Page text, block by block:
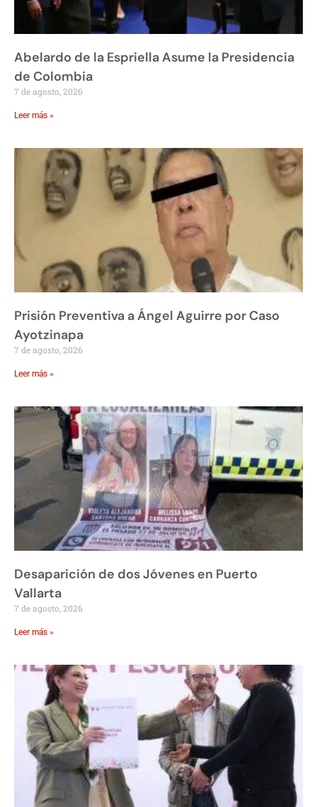
Abelardo de la Espriella Asume la Presidencia
de Colombia
7 de agosto, 2026
Leer más »
Prisión Preventiva a Ángel Aguirre por Caso
Ayotzinapa
7 de agosto, 2026
Leer más »
Desaparición de dos Jóvenes en Puerto
Vallarta
7 de agosto, 2026
Leer más »